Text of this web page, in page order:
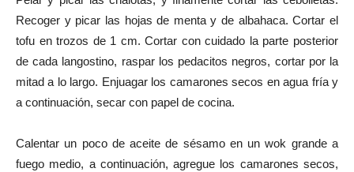
Recoger y picar las hojas de menta y de albahaca. Cortar el
tofu en trozos de 1 cm. Cortar con cuidado la parte posterior
de cada langostino, raspar los pedacitos negros, cortar por la
mitad a lo largo. Enjuagar los camarones secos en agua fría y
a continuación, secar con papel de cocina.
Calentar un poco de aceite de sésamo en un wok grande a
fuego medio, a continuación, agregue los camarones secos,